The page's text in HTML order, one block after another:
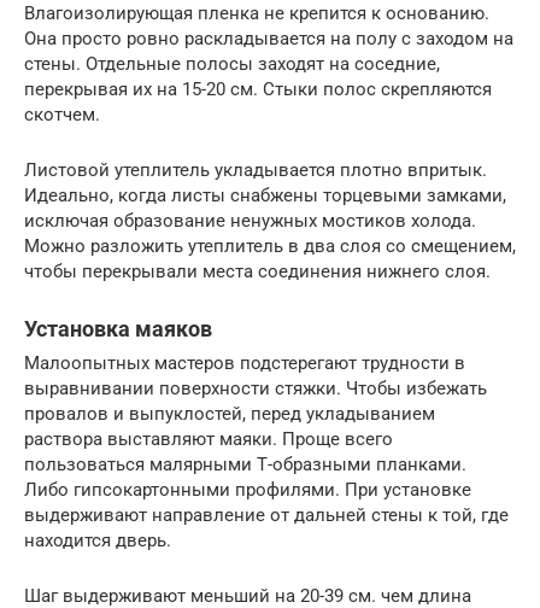
Влагоизолирующая пленка не крепится к основанию.
Она просто ровно раскладывается на полу с заходом на
стены. Отдельные полосы заходят на соседние,
перекрывая их на 15-20 см. Стыки полос скрепляются
скотчем.
Листовой утеплитель укладывается плотно впритык.
Идеально, когда листы снабжены торцевыми замками,
исключая образование ненужных мостиков холода.
Можно разложить утеплитель в два слоя со смещением,
чтобы перекрывали места соединения нижнего слоя.
Установка маяков
Малоопытных мастеров подстерегают трудности в
выравнивании поверхности стяжки. Чтобы избежать
провалов и выпуклостей, перед укладыванием
раствора выставляют маяки. Проще всего
пользоваться малярными Т-образными планками.
Либо гипсокартонными профилями. При установке
выдерживают направление от дальней стены к той, где
находится дверь.
Шаг выдерживают меньший на 20-39 см. чем длина